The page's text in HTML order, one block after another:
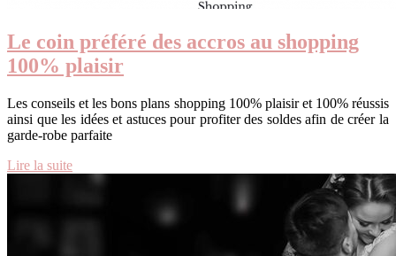
Le coin préféré des accros au shopping
100% plaisir
Les conseils et les bons plans shopping 100% plaisir et 100% réussis
ainsi que les idées et astuces pour profiter des soldes afin de créer la
garde-robe parfaite
Lire la suite